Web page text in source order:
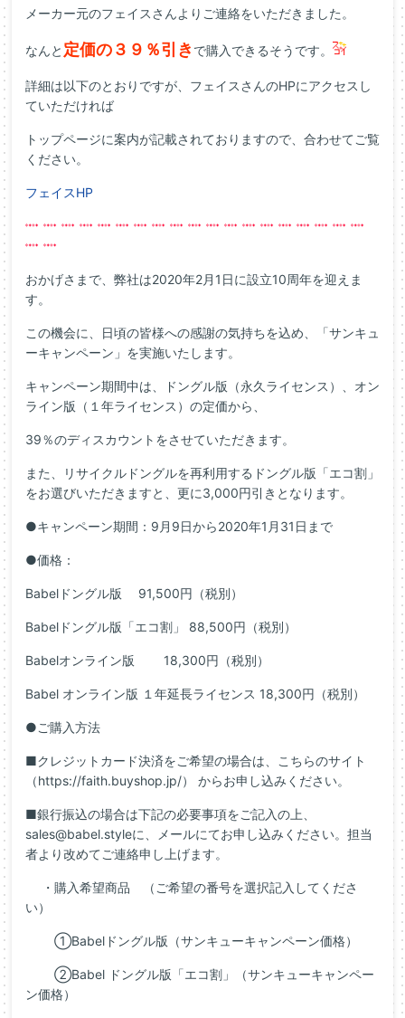
メーカー元のフェイスさんよりご連絡をいただきました。
なんと 定価の３９％引き で購入できるそうです。
詳細は以下のとおりですが、フェイスさんのHPにアクセスし
ていただければ
トップページに案内が記載されておりますので、合わせてご覧
ください。
フェイスHP
おかげさまで、弊社は2020年2月1日に設立10周年を迎えま
す。
この機会に、日頃の皆様への感謝の気持ちを込め、「サンキュ
ーキャンペーン」を実施いたします。
キャンペーン期間中は、ドングル版（永久ライセンス）、オン
ライン版（１年ライセンス）の定価から、
39％のディスカウントをさせていただきます。
また、リサイクルドングルを再利用するドングル版「エコ割」
をお選びいただきますと、更に3,000円引きとなります。
●キャンペーン期間：9月9日から2020年1月31日まで
●価格：
Babelドングル版 91,500円（税別）
Babelドングル版「エコ割」 88,500円（税別）
Babelオンライン版 18,300円（税別）
Babel オンライン版 １年延長ライセンス 18,300円（税別）
●ご購入方法
■クレジットカード決済をご希望の場合は、こちらのサイト
（https://faith.buyshop.jp/） からお申し込みください。
■銀行振込の場合は下記の必要事項をご記入の上、
sales@babel.styleに、メールにてお申し込みください。担当
者より改めてご連絡申し上げます。
・購入希望商品 （ご希望の番号を選択記入してくださ
い）
①Babelドングル版（サンキューキャンペーン価格）
②Babel ドングル版「エコ割」（サンキューキャンペー
ン価格）